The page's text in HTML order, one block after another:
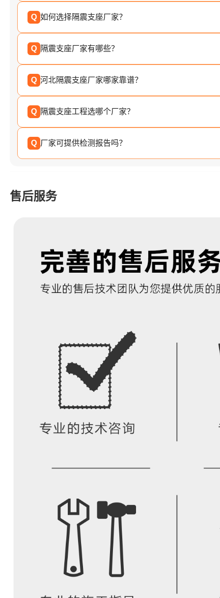
Q 如何选择隔震支座厂家？
Q 隔震支座厂家有哪些？
Q 河北隔震支座厂家哪家靠谱？
Q 隔震支座工程选哪个厂家？
Q 厂家可提供检测报告吗？
售后服务